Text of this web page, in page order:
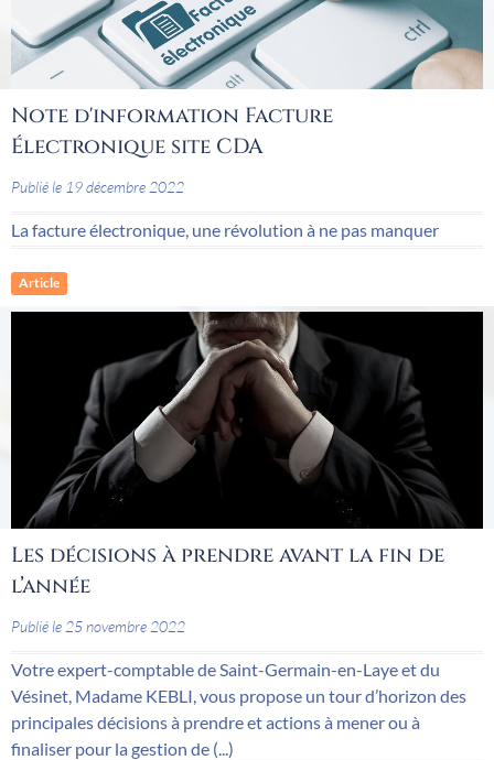
Note d'information Facture
Électronique site CDA
Publié le 19 décembre 2022
La facture électronique, une révolution à ne pas manquer
Article
Les décisions à prendre avant la fin de
l’année
Publié le 25 novembre 2022
Votre expert-comptable de Saint-Germain-en-Laye et du
Vésinet, Madame KEBLI, vous propose un tour d’horizon des
principales décisions à prendre et actions à mener ou à
finaliser pour la gestion de (...)